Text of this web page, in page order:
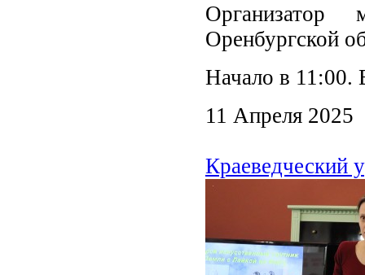
Организатор
Оренбургской
Начало в 11:00.
11 Апреля 2025
Краеведческий